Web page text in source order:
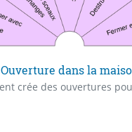
Ouverture dans la